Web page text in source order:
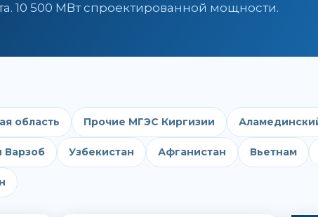
10 500 МВт спроектированной мощности.
область Прочие МГЭС Киргизии
Варзоб Узбекистан Афганистан Вьетнам